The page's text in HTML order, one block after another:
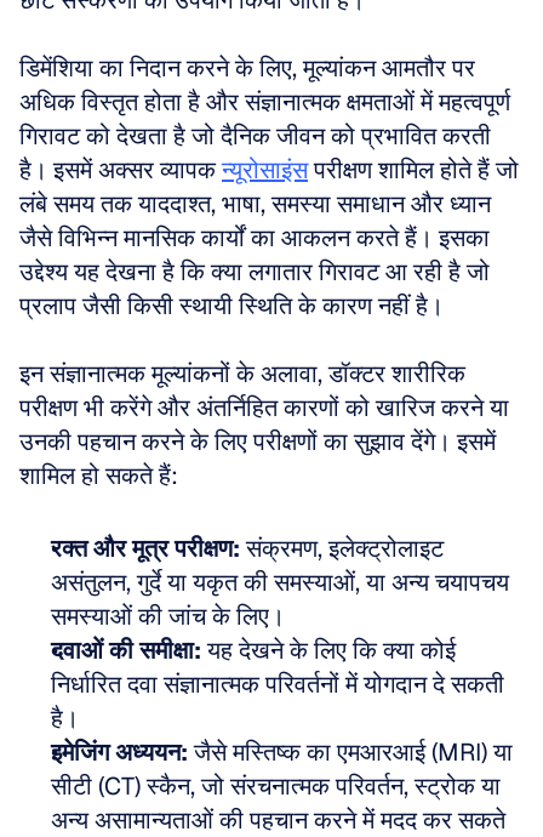
डिमेंशिया का निदान करने के लिए, मूल्यांकन आमतौर पर
अधिक विस्तृत होता है और संज्ञानात्मक क्षमताओं में महत्वपूर्ण
गिरावट को देखता है जो दैनिक जीवन को प्रभावित करती
है। इसमें अक्सर व्यापक न्यूरोसाइंस परीक्षण शामिल होते हैं जो
लंबे समय तक याददाश्त, भाषा, समस्या समाधान और ध्यान
जैसे विभिन्न मानसिक कार्यों का आकलन करते हैं। इसका
उद्देश्य यह देखना है कि क्या लगातार गिरावट आ रही है जो
प्रलाप जैसी किसी स्थायी स्थिति के कारण नहीं है।
इन संज्ञानात्मक मूल्यांकनों के अलावा, डॉक्टर शारीरिक
परीक्षण भी करेंगे और अंतर्निहित कारणों को खारिज करने या
उनकी पहचान करने के लिए परीक्षणों का सुझाव देंगे। इसमें
शामिल हो सकते हैं:
रक्त और मूत्र परीक्षण: संक्रमण, इलेक्ट्रोलाइट
असंतुलन, गुर्दे या यकृत की समस्याओं, या अन्य चयापचय
समस्याओं की जांच के लिए।
दवाओं की समीक्षा: यह देखने के लिए कि क्या कोई
निर्धारित दवा संज्ञानात्मक परिवर्तनों में योगदान दे सकती
है।
इमेजिंग अध्ययन: जैसे मस्तिष्क का एमआरआई (MRI) या
सीटी (CT) स्कैन, जो संरचनात्मक परिवर्तन, स्ट्रोक या
अन्य असामान्यताओं की पहचान करने में मदद कर सकते